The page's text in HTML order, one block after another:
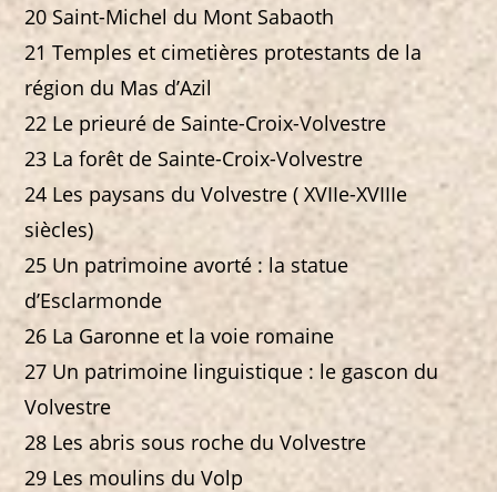
20 Saint-Michel du Mont Sabaoth
21 Temples et cimetières protestants de la
région du Mas d’Azil
22 Le prieuré de Sainte-Croix-Volvestre
23 La forêt de Sainte-Croix-Volvestre
24 Les paysans du Volvestre ( XVIIe-XVIIIe
siècles)
25 Un patrimoine avorté : la statue
d’Esclarmonde
26 La Garonne et la voie romaine
27 Un patrimoine linguistique : le gascon du
Volvestre
28 Les abris sous roche du Volvestre
29 Les moulins du Volp